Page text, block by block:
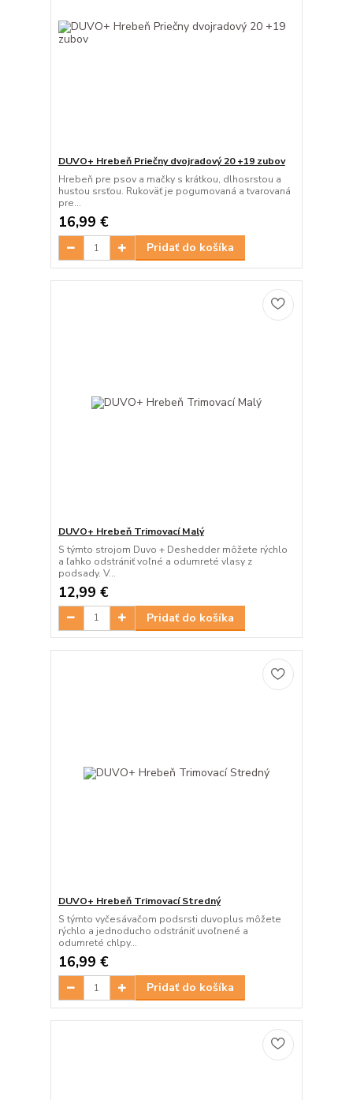
DUVO+ Hrebeň Priečny dvojradový 20 +19 zubov
Hrebeň pre psov a mačky s krátkou, dlhosrstou a
hustou srsťou. Rukoväť je pogumovaná a tvarovaná
pre...
16,99 €
Pridať do košíka
DUVO+ Hrebeň Trimovací Malý
S týmto strojom Duvo + Deshedder môžete rýchlo
a ľahko odstrániť voľné a odumreté vlasy z
podsady. V...
12,99 €
Pridať do košíka
DUVO+ Hrebeň Trimovací Stredný
S týmto vyčesávačom podsrsti duvoplus môžete
rýchlo a jednoducho odstrániť uvoľnené a
odumreté chlpy...
16,99 €
Pridať do košíka